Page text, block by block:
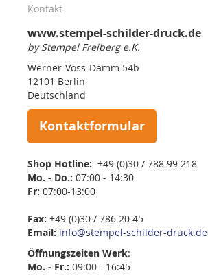
Kontakt
www.stempel-schilder-druck.de
by Stempel Freiberg e.K.
Werner-Voss-Damm 54b
12101 Berlin
Deutschland
Kontaktformular
Shop Hotline: +49 (0)30 / 788 99 218
Mo. - Do.: 07:00 - 14:30
Fr: 07:00-13:00
Fax: +49 (0)30 / 786 20 45
Email: info@stempel-schilder-druck.de
Öffnungszeiten Werk:
Mo. - Fr.: 09:00 - 16:45